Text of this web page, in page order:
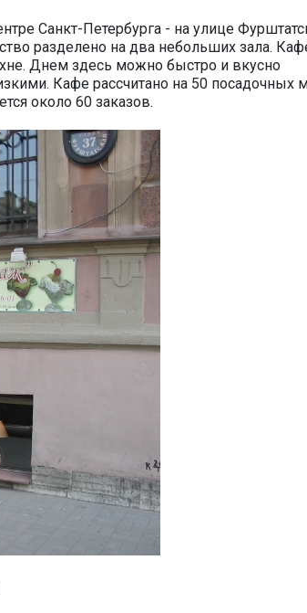
Санкт-Петербурга - на улице
разделено на два небольших зала.
Днем здесь можно быстро и вкусно
Кафе рассчитано на 50 посадочных
около 60 заказов.